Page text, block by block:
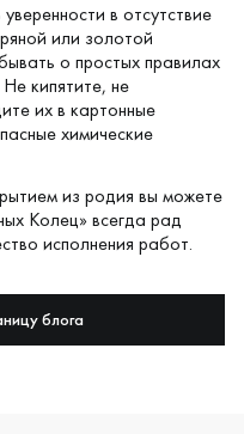
в отсутствие
или золотой
о простых правилах
кипятите, не
их в картонные
химические
из родия вы можете
Колец» всегда рад
исполнения работ.
блога